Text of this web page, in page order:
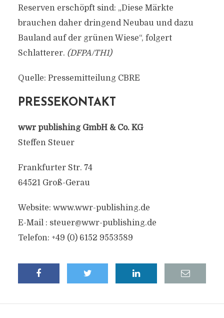
Reserven erschöpft sind: „Diese Märkte
brauchen daher dringend Neubau und dazu
Bauland auf der grünen Wiese“, folgert
Schlatterer. (DFPA/TH1)
Quelle: Pressemitteilung CBRE
PRESSEKONTAKT
wwr publishing GmbH & Co. KG
Steffen Steuer
Frankfurter Str. 74
64521 Groß-Gerau
Website: www.wwr-publishing.de
E-Mail : steuer@wwr-publishing.de
Telefon: +49 (0) 6152 9553589